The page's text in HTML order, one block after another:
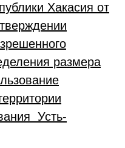
Хакасия от
размера
Усть-